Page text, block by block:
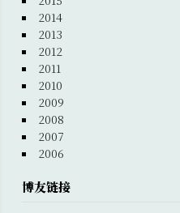
2014
2013
2012
2011
2010
2009
2008
2007
2006
博友链接